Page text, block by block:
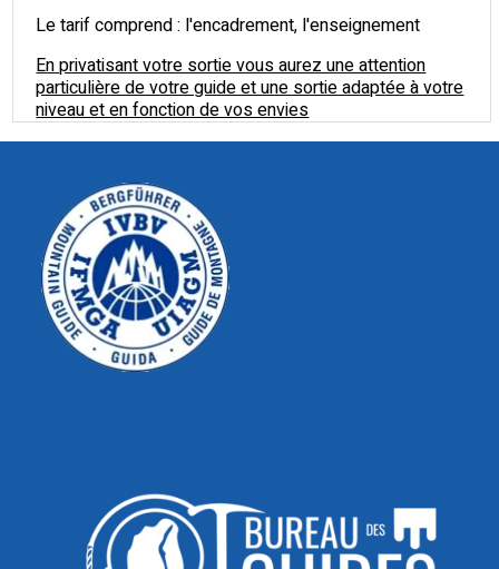
Le tarif comprend : l'encadrement, l'enseignement
En privatisant votre sortie vous aurez une attention
particulière de votre guide et une sortie adaptée à votre
niveau et en fonction de vos envies